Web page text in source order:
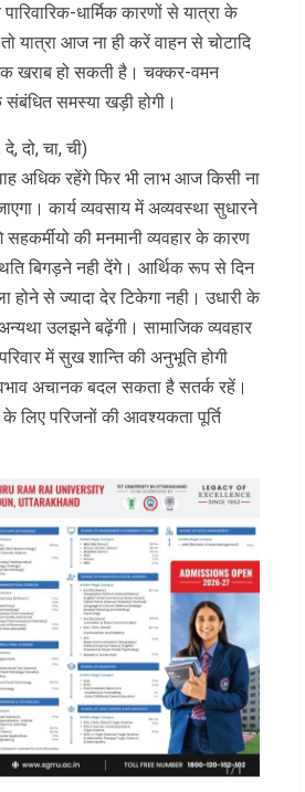
धार्मिक कारणों से यात्रा के
यात्रा आज ना ही करें वाहन से चोटादि
खराब हो सकती है। चक्कर-वमन
समस्या खड़ी होगी।
दो, चा, ची)
अधिक रहेंगे फिर भी लाभ आज किसी ना
कार्य व्यवसाय में अव्यवस्था सुधारने
की मनमानी व्यवहार के कारण
बिगड़ने नही देंगे। आर्थिक रूप से दिन
होने से ज्यादा देर टिकेगा नही। उधारी के
अन्यथा उलझने बढ़ेंगी। सामाजिक व्यवहार
में सुख शान्ति की अनुभूति होगी
अचानक बदल सकता है सतर्क रहें।
लिए परिजनों की आवश्यकता पूर्ति